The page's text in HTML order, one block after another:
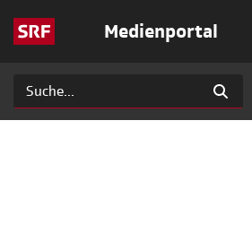
Medienportal